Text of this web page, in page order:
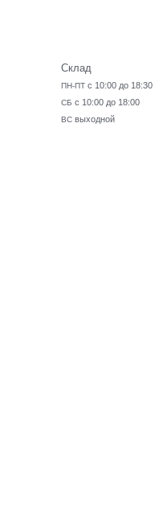
Склад
ПН-ПТ с 10:00 до 18:30
СБ с 10:00 до 18:00
ВС выходной